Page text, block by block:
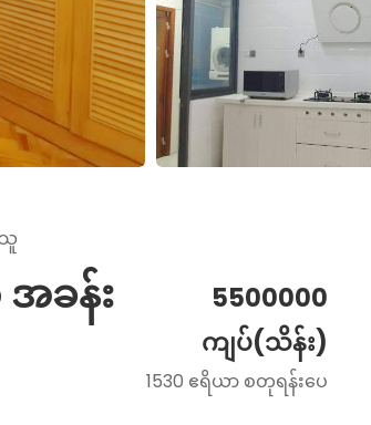
အခန်း
5500000
ကျပ်(သိန်း)
1530 ဧရိယာ စတုရန်းပေ